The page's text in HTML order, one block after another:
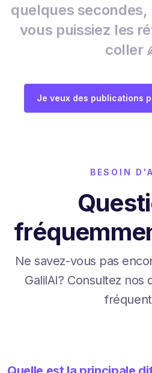
quelques
vous puissiez les
coller
Je veux des publications
BESOIN
Ne savez-vous pas
GalilAI? Consultez nos